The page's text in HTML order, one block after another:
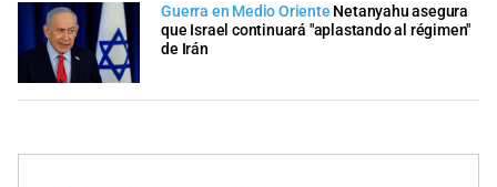
Guerra en Medio Oriente Netanyahu asegura
que Israel continuará "aplastando al régimen"
de Irán